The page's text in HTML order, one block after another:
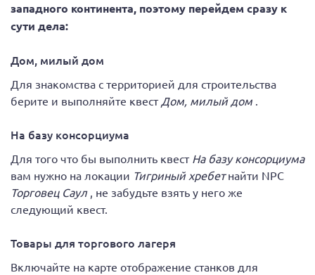
западного континента, поэтому перейдем сразу к
сути дела:
Дом, милый дом
Для знакомства с территорией для строительства
берите и выполняйте квестДом, милый дом .
На базу консорциума
Для того что бы выполнить квест На базу консорциума
вам нужно на локации Тигриный хребетнайти NPC
Торговец Саул , не забудьте взять у него же
следующий квест.
Товары для торгового лагеря
Включайте на карте отображение станков для